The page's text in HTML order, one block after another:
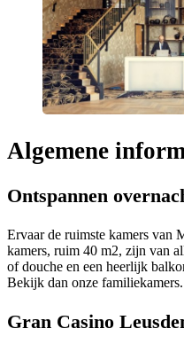
Algemene
Ontspannen
Ervaar de ruimste kamers van
kamers, ruim 40 m2, zijn van
of douche en een heerlijk
Bekijk dan onze familiekamers.
Gran Casino